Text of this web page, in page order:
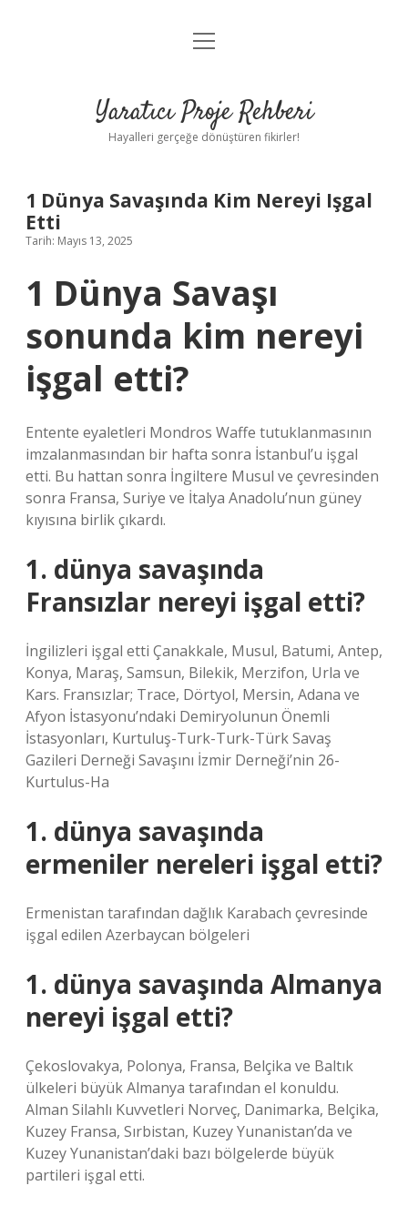
Anasayfa
Yasal Uyarı
menüyü
Yaratıcı Proje Rehberi
Hayalleri gerçeğe dönüştüren fikirler!
1 Dünya Savaşında Kim Nereyi Işgal
Etti
Tarih: Mayıs 13, 2025
1 Dünya Savaşı
sonunda kim nereyi
işgal etti?
Entente eyaletleri Mondros Waffe tutuklanmasının
imzalanmasından bir hafta sonra İstanbul’u işgal
etti. Bu hattan sonra İngiltere Musul ve çevresinden
sonra Fransa, Suriye ve İtalya Anadolu’nun güney
kıyısına birlik çıkardı.
1. dünya savaşında
Fransızlar nereyi işgal etti?
İngilizleri işgal etti Çanakkale, Musul, Batumi, Antep,
Konya, Maraş, Samsun, Bilekik, Merzifon, Urla ve
Kars. Fransızlar; Trace, Dörtyol, Mersin, Adana ve
Afyon İstasyonu’ndaki Demiryolunun Önemli
İstasyonları, Kurtuluş-Turk-Turk-Türk Savaş
Gazileri Derneği Savaşını İzmir Derneği’nin 26-
Kurtulus-Ha
1. dünya savaşında
ermeniler nereleri işgal etti?
Ermenistan tarafından dağlık Karabach çevresinde
işgal edilen Azerbaycan bölgeleri
1. dünya savaşında Almanya
nereyi işgal etti?
Çekoslovakya, Polonya, Fransa, Belçika ve Baltık
ülkeleri büyük Almanya tarafından el konuldu.
Alman Silahlı Kuvvetleri Norveç, Danimarka, Belçika,
Kuzey Fransa, Sırbistan, Kuzey Yunanistan’da ve
Kuzey Yunanistan’daki bazı bölgelerde büyük
partileri işgal etti.